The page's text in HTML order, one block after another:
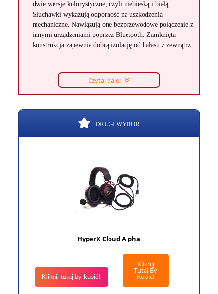
dwie wersje kolorystyczne, czyli niebieską i białą.
Słuchawki wykazują odporność na uszkodzenia
mechaniczne. Nawiązują one bezprzewodowe połączenie z
innymi urządzeniami poprzez Bluetooth. Zamknięta
konstrukcja zapewnia dobrą izolację od hałasu z zewnątrz.
Czytaj dalej
DRUGI WYBÓR
HyperX Cloud Alpha
Kliknij tutaj by kupić!
Kliknij
Tutaj By
Kupić!